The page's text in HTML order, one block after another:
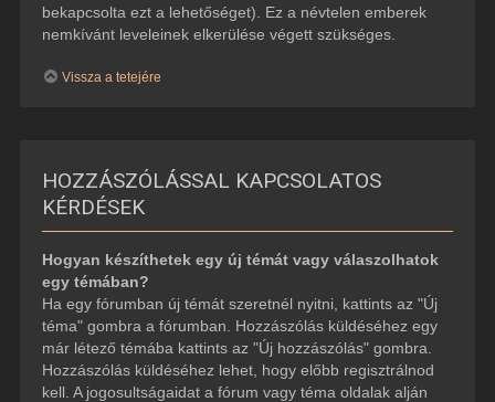
bekapcsolta ezt a lehetőséget). Ez a névtelen emberek
nemkívánt leveleinek elkerülése végett szükséges.
Vissza a tetejére
HOZZÁSZÓLÁSSAL KAPCSOLATOS
KÉRDÉSEK
Hogyan készíthetek egy új témát vagy válaszolhatok
egy témában?
Ha egy fórumban új témát szeretnél nyitni, kattints az "Új
téma" gombra a fórumban. Hozzászólás küldéséhez egy
már létező témába kattints az "Új hozzászólás" gombra.
Hozzászólás küldéséhez lehet, hogy előbb regisztrálnod
kell. A jogosultságaidat a fórum vagy téma oldalak alján